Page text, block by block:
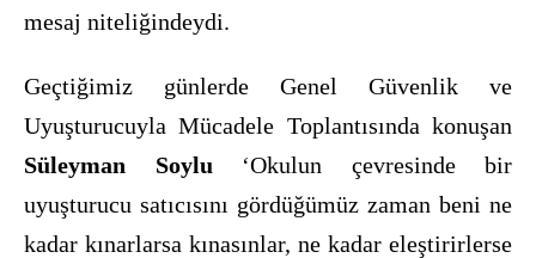
mesaj niteliğindeydi.
Geçtiğimiz günlerde Genel Güvenlik ve
Uyuşturucuyla Mücadele Toplantısında konuşan
Süleyman Soylu ‘Okulun çevresinde bir
uyuşturucu satıcısını gördüğümüz zaman beni ne
kadar kınarlarsa kınasınlar, ne kadar eleştirirlerse